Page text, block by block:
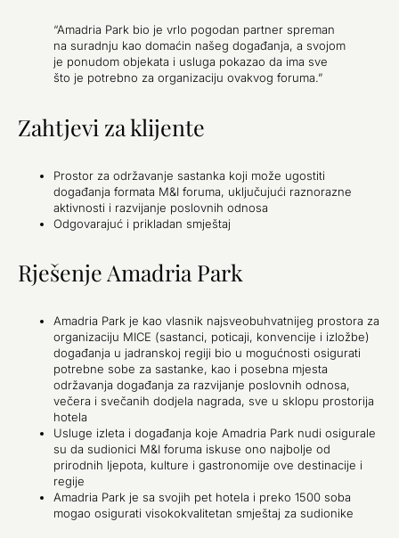
“Amadria Park bio je vrlo pogodan partner spreman
na suradnju kao domaćin našeg događanja, a svojom
je ponudom objekata i usluga pokazao da ima sve
što je potrebno za organizaciju ovakvog foruma.”
Zahtjevi za klijente
Prostor za održavanje sastanka koji može ugostiti
događanja formata M&I foruma, uključujući raznorazne
aktivnosti i razvijanje poslovnih odnosa
Odgovarajuć i prikladan smještaj
Rješenje Amadria Park
Amadria Park je kao vlasnik najsveobuhvatnijeg prostora za
organizaciju MICE (sastanci, poticaji, konvencije i izložbe)
događanja u jadranskoj regiji bio u mogućnosti osigurati
potrebne sobe za sastanke, kao i posebna mjesta
održavanja događanja za razvijanje poslovnih odnosa,
večera i svečanih dodjela nagrada, sve u sklopu prostorija
hotela
Usluge izleta i događanja koje Amadria Park nudi osigurale
su da sudionici M&I foruma iskuse ono najbolje od
prirodnih ljepota, kulture i gastronomije ove destinacije i
regije
Amadria Park je sa svojih pet hotela i preko 1500 soba
mogao osigurati visokokvalitetan smještaj za sudionike